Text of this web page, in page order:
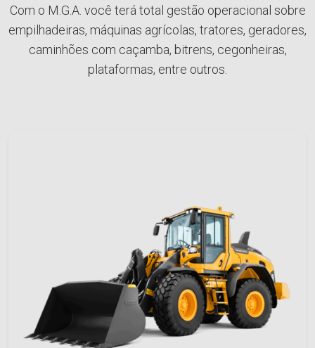
Com o M.G.A. você terá total gestão operacional sobre
empilhadeiras, máquinas agrícolas, tratores, geradores,
caminhões com caçamba, bitrens, cegonheiras,
plataformas, entre outros.